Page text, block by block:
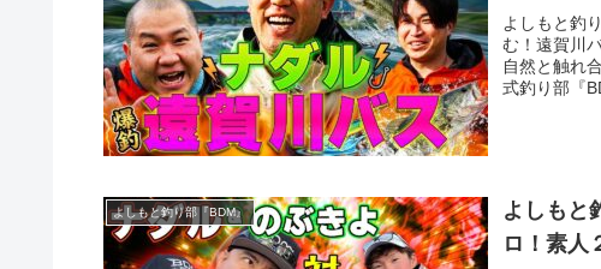
よしもと釣
む！遠賀川
自然と触れ
式釣り部『
よしもと釣り部『BDM』
よしもと
ロ！素人